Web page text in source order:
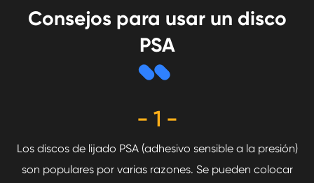
Consejos para usar un disco
PSA
- 1 -
Los discos de lijado PSA (adhesivo sensible a la presión)
son populares por varias razones. Se pueden colocar